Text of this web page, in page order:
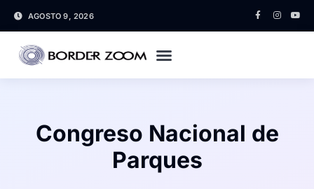
AGOSTO 9, 2026
Congreso Nacional de
Parques